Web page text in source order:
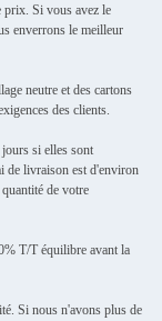
prix. Si vous avez le
enverrons le meilleur
neutre et des cartons
des clients.
si elles sont
de livraison est d'environ
de votre
T/T équilibre avant la
Si nous n'avons plus de